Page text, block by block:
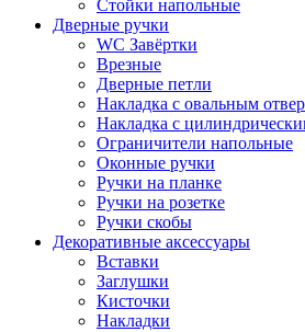
Стойки напольные
Дверные ручки
WC Завёртки
Врезные
Дверные петли
Накладка с овальным
Накладка с
Ограничители напольные
Оконные ручки
Ручки на планке
Ручки на розетке
Ручки скобы
Декоративные аксессуары
Вставки
Заглушки
Кисточки
Накладки